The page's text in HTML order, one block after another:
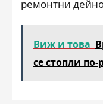
ремонтни
Виж и това
се стопли по-